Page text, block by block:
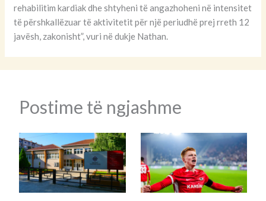
rehabilitim kardiak dhe shtyheni të angazhoheni në intensitet
të përshkallëzuar të aktivitetit për një periudhë prej rreth 12
javësh, zakonisht”, vuri në dukje Nathan.
Postime të ngjashme